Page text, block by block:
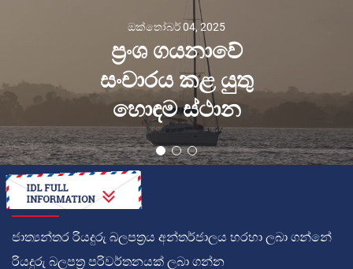
ඔක්තෝබර් 04, 2025
ප්‍රංශ ගයනාවේ
සංචාරය කළ යුතු
හොඳම ස්ථාන
කොහොමද
ජාත්‍යන්තර රියදුරු බලපත්‍රය අන්තර්ජාලය හරහා ලබා ගන්නේ
රියදුරු බලපත්‍ර පරිවර්තනයක් ලබා ගන්න